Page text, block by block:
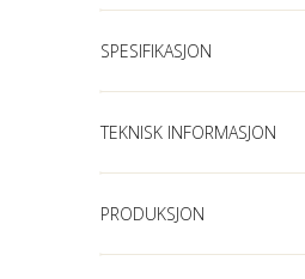
SPESIFIKASJON
TEKNISK INFORMASJON
PRODUKSJON